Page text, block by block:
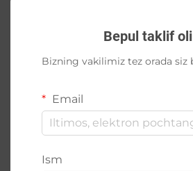
Bepul taklif
Bizning vakilimiz tez orada siz
Email
Ism